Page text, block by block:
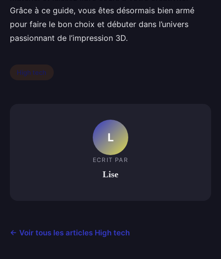
Grâce à ce guide, vous êtes désormais bien armé
pour faire le bon choix et débuter dans l’univers
passionnant de l’impression 3D.
High tech
L
ECRIT PAR
Lise
← Voir tous les articles High tech